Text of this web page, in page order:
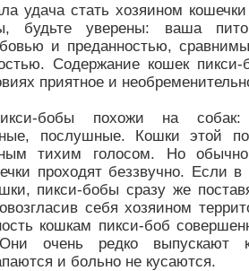
удача стать хозяином
будьте уверены: ваша
и преданностью,
Содержание кошек пикси-
приятное и
бобы похожи на
послушные. Кошки этой
тихим голосом. Но
проходят беззвучно. Если
пикси-бобы сразу же
себя хозяином
кошкам пикси-боб
очень редко выпускают
и больно не кусаются.